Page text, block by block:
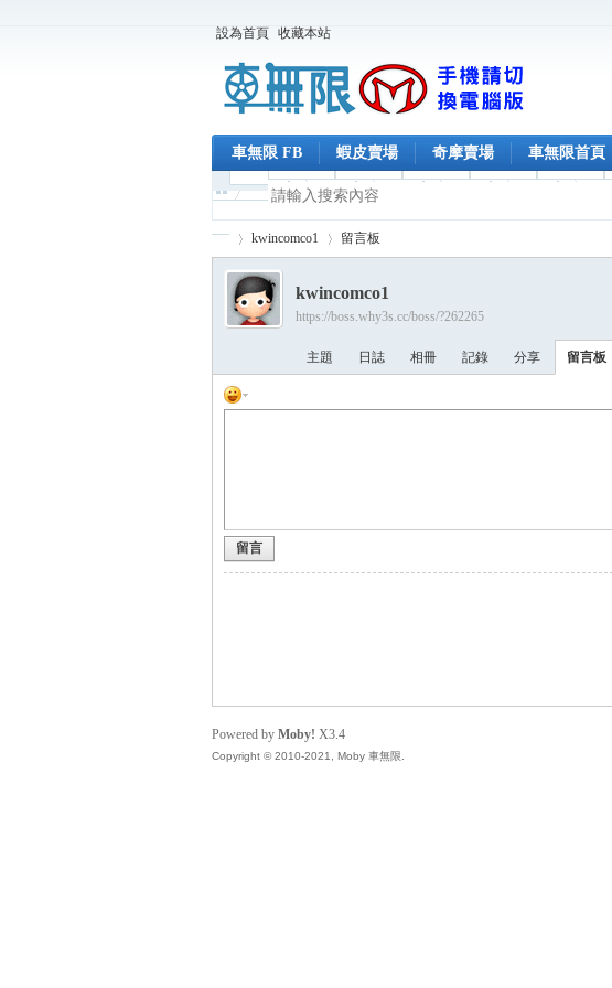
設為首頁 收藏本站
車無限 FB 蝦皮賣場 奇摩賣場 車無限首頁
›
kwincomco1 留言板
kwincomco1
https://boss.why3s.cc/boss/?262265
主題 日誌 相冊 記錄 分享 留言板
留言
Powered by Moby! X3.4
Copyright © 2010-2021, Moby 車無限.